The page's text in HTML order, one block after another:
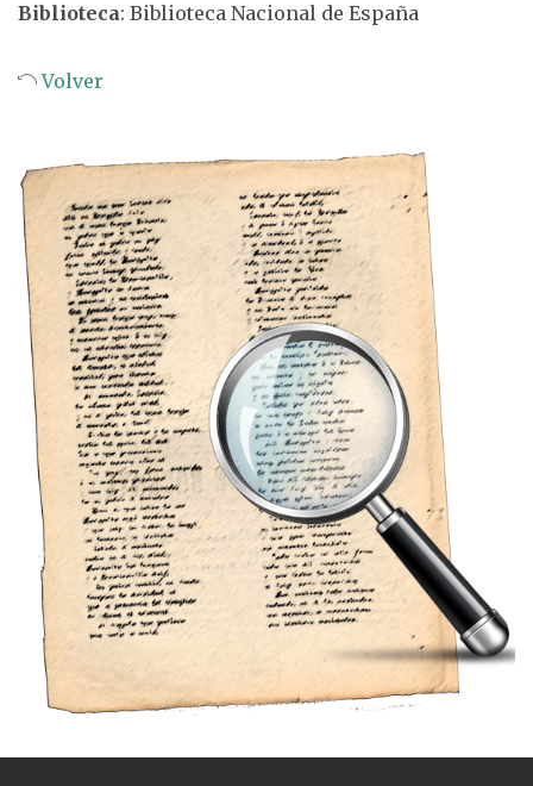
Biblioteca: Biblioteca Nacional de España
Volver